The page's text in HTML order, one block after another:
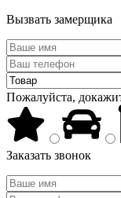
Вызвать замерщика
Пожалуйста,
Заказать звонок